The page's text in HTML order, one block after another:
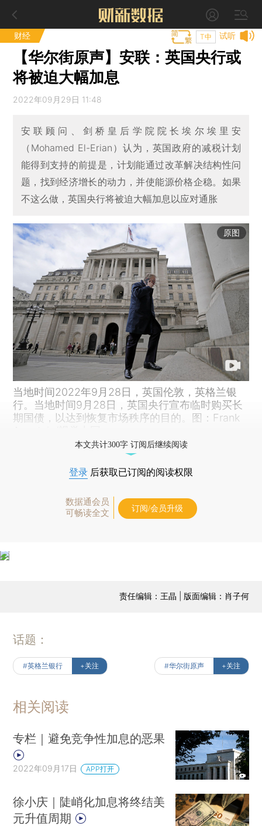
财经 试听
T中
【华尔街原声】安联：英国央行或
将被迫大幅加息
2022年09月29日 11:48
安联顾问、剑桥皇后学院院长埃尔埃里安
（Mohamed El-Erian）认为，英国政府的减税计划
能得到支持的前提是，计划能通过改革解决结构性问
题，找到经济增长的动力，并使能源价格企稳。如果
不这么做，英国央行将被迫大幅加息以应对通胀
原图
当地时间2022年9月28日，英国伦敦，英格兰银
行。当地时间9月28日，英国央行宣布临时购买长
期国债，以达到恢复市场秩序的目的。图：Frank
本文共计300字 订阅后继续阅读
登录 后获取已订阅的阅读权限
数据通会员
可畅读全文
订阅/会员升级
责任编辑：王晶 | 版面编辑：肖子何
话题：
#英格兰银行 +关注 #华尔街原声 +关注
相关阅读
专栏｜避免竞争性加息的恶果
2022年09月17日 APP打开
徐小庆｜陡峭化加息将终结美
元升值周期